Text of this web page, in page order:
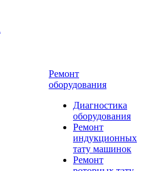
Ремонт
оборудования
Диагностика
оборудования
Ремонт
индукционных
тату машинок
Ремонт